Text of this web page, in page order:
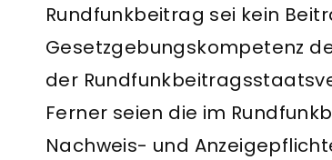
Rundfunkbeitrag sei kein
Gesetzgebungskompetenz
der
Ferner seien die im
Nachweis- und